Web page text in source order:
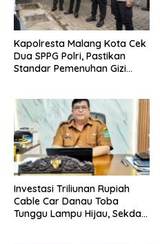
Kapolresta Malang Kota Cek
Dua SPPG Polri, Pastikan
Standar Pemenuhan Gizi
Investasi Triliunan Rupiah
Cable Car Danau Toba
Tunggu Lampu Hijau, Sekda